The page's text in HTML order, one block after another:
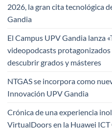
2026, la gran cita tecnológica
Gandia
El Campus UPV Gandia lanza
videopodcasts
descubrir grados y másteres
NTGAS se incorpora como
Innovación UPV Gandia
Crónica de una experiencia
VirtualDoors en la Huawei